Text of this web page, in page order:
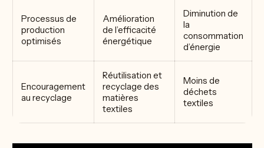
Processus de
production
optimisés
Amélioration
de l’efficacité
énergétique
Diminution de
la
consommation
d’énergie
Encouragement
au recyclage
Réutilisation et
recyclage des
matières
textiles
Moins de
déchets
textiles